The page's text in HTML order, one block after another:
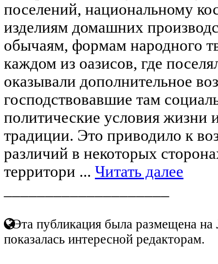
поселений, национальному
изделиям домашних
обычаям, формам народного
каждом из оазисов, где
оказывали дополнительное
господствовавшие там
политические условия жизни
традиции. Это приводило к
различий в некоторых
территори ... Читать далее
Эта публикация была размещена на
показалась интересной редакторам.